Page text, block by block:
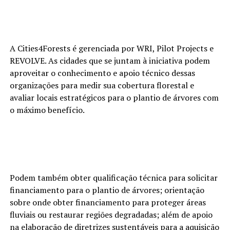
A Cities4Forests é gerenciada por WRI, Pilot Projects e
REVOLVE. As cidades que se juntam à iniciativa podem
aproveitar o conhecimento e apoio técnico dessas
organizações para medir sua cobertura florestal e
avaliar locais estratégicos para o plantio de árvores com
o máximo benefício.
Podem também obter qualificação técnica para solicitar
financiamento para o plantio de árvores; orientação
sobre onde obter financiamento para proteger áreas
fluviais ou restaurar regiões degradadas; além de apoio
na elaboração de diretrizes sustentáveis para a aquisição